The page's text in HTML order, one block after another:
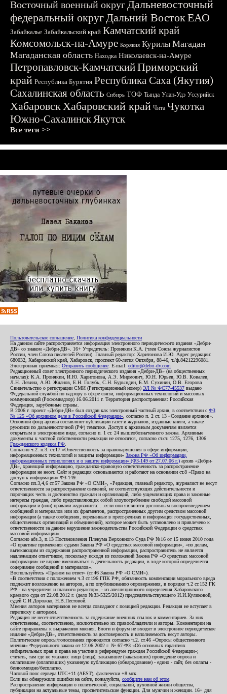
Восточный военный округДальневосточный
федеральный округДальний ВостокЕАО
Забайкалье Забайкальский край Камчатский край
Комсомольск-на-Амуре Корякия Курилы Магадан
Магаданская область Находка Николаевск-на-Амуре
Петропавловск-КамчатскийПриморский
край Республика Бурятия Республика Саха (Якутия)
Сахалинская область Сибирь ТОФ Тында Улан-Удэ Уссурийск
ХабаровскХабаровский край Чита Чукотка
Южно-СахалинскЯкутск
Все теги >>
Пользовательское соглашение Политика конфиденциальности
На данном сайте распространяется информация электронного периодического издания «Дебри-
ДВ» со знаком «Дебри-ДВ». 16+ Учредитель: Пронякин К.А. (член Союза журналистов
России, член Союза писателей России). Главный редактор: Харитонова И.Ю. Адрес редакции:
680032, Хабаровский край, Хабаровск, проспект 60-летия Октября, 88-46, т./ф.84212296081.
Электронная приемная: Отправить сообщение . E-mail: editor@debri-dv.com
Редакционный совет электронного периодического издания «Дебри-ДВ» (на общественных
началах): К.А. Пронякин, И.Ю. Харитонова, А.Э. Мирмович, Ю.Н. Юрьев, Ю.В. Ковалев,
Л.Н. Левина, А.Ю. Жданов, Е.Н. Голубь, С.Н. Бурындин, Б.М. Сухинин, О.В. Егорова
Свидетельство о регистрации СМИ (Регистрационный номер) ЭЛ № ФС77-45537 выдано
Федеральной службой по надзору в сфере связи, информационных технологий и массовых
коммуникаций (Роскомнадзор) 16.06.2011 г. Территория распространения: Российская
Федерация, зарубежные страны.
В 2006 г. проект «Дебри-ДВ» был создан как электронный частный архив, в соответствии с ФЗ
№ 125 «Об архивном деле в Российской Федерации» , согласно п. 2 ст. 13 «Создание архивов».
Основной фонд архива составляют публикации газет и журналов, изданные книги, а также
рукописи по дальневосточной (РФ) тематике. Доступ к архивным документам является
открытым в электронном виде, согласно п. 1 ст. 24 вышеобозначенного закона. Архивные
документы к частной собственности редакции не относятся, согласно ст.ст. 1275, 1276, 1306
Гражданского кодекса РФ
Согласно ч.2. п.3. ст.17 «Ответственность за правонарушения в сфере информации,
информационных технологий и защиты информации» Закона РФ «Об информации,
информационных технологиях и о защите информации» (ФЗ-149 от 27.07.06 г.) архив «Дебри-
ДВ», хранящий информацию, гражданско-правовую ответственность за распространение
информации не несет. Сайт и редакция основываются и работают на основании ст.8 «Право на
доступ к информации» ФЗ-149.
Согласно пп.3,4,6 ст.57 Закона РФ «О СМИ», «Редакция, главный редактор, журналист не несут
ответственности за распространение сведений, не соответствующих действительности и
порочащих честь и достоинство граждан и организаций, либо ущемляющих права и законные
интересы граждан, либо представляющих собой злоупотребление свободой массовой
информации и (или) правами журналиста: ...если они являются дословным воспроизведением
сообщений и материалов или их фрагментов, распространенных другим средством массовой
информации (а также сообщения, переданные в пресс-релизах и информация государственных,
общественных организаций и объединений), которое может быть установлено и привлечено к
ответственности за данное нарушение законодательства Российской Федерации о средствах
массовой информации».
Согласно абз.3, п.13 Постановления Пленума Верховного Суда РФ №16 от 15 июня 2010 года
«О практике применения судами Закона РФ «О средствах массовой информации», «по делам,
вытекающим из содержания распространенной информации, распространитель не является
надлежащим ответчиком, поскольку исходя из положений Закона РФ «О средствах массовой
информации» не вправе вмешиваться в деятельность редакции, в ходе которой определяется
содержание сообщений и материалов».
Воспользуйтесь «Правом на ответ» (ст.46 Закона РФ «О СМИ»).
«В соответствии с положением ч.3 ст.196 ГПК РФ, обязанность компенсации морального вреда
подлежит возложению на авторов, а по опубликованию опровержения, в порядке ч.2 ст.152 ГК
РФ - на учредителя и главного редактор», - из апелляционного определения Хабаровского
краевого суда от 22.08.2012 г. (дело №33-5325/2012) председательствующего И.И.Куликовой,
судей С.И.Дорожко, Н.В.Пестовой.
Мнения авторов материалов не всегда совпадают с позицией редакции. Редакция не вступает в
переписку с авторами.
Редакция не несет ответственность за содержание внешних ссылок и комментариев. За них
ответственны, соответственно, исключительно их правообладатели и авторы. Комментарии на
сайте приравнены к выражению мнения. Блоги и форум не входят в электронное периодическое
издание «Дебри-ДВ», ответственность за достоверность и наполняемость несут авторы.
Политические опросы/голосования проводятся согласно ч.2. ст.46 «Опросы общественного
мнения» Федерального закона от 12.06.2002 г. № 67-ФЗ «Об основных гарантиях
избирательных прав и права на участие в референдуме граждан Российской Федерации»;
считать, там где не указано: лицо (лица), заказавшее (заказавших) проведение опроса и
оплатившее (оплативших) указанную публикацию (обнародование) - едино - сайт, без оплаты -
безвозмездно/бесплатно.
Часовой пояс сервера UTC+11 (AEST), фактически +8 мск.
Если вы обнаружили ошибки на сайте, пожалуйста, сообщите нам об этом
Распространение информации о политической, социальной, духовной жизни общества,
публикации на актуальные темы, просветительские функции. Для мужчин и женщин. 16+ для